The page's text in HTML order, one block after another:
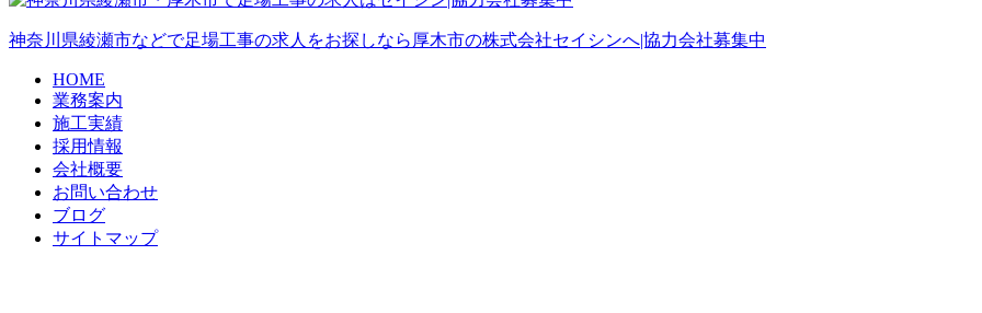
神奈川県綾瀬市などで足場工事の求人をお探しなら厚木市の株式会社セイシンへ|協力会社募集中
HOME
業務案内
施工実績
採用情報
会社概要
お問い合わせ
ブログ
サイトマップ